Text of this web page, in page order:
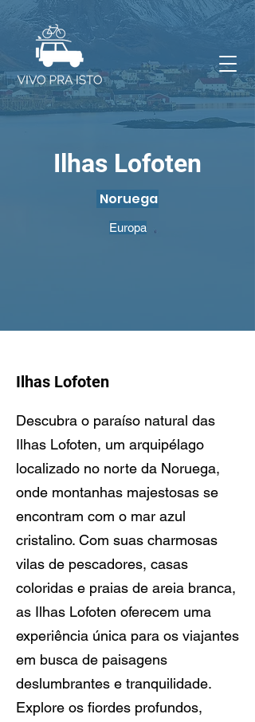
Ilhas Lofoten
Noruega
Europa
Ilhas Lofoten
Descubra o paraíso natural das
Ilhas Lofoten, um arquipélago
localizado no norte da Noruega,
onde montanhas majestosas se
encontram com o mar azul
cristalino. Com suas charmosas
vilas de pescadores, casas
coloridas e praias de areia branca,
as Ilhas Lofoten oferecem uma
experiência única para os viajantes
em busca de paisagens
deslumbrantes e tranquilidade.
Explore os fiordes profundos,